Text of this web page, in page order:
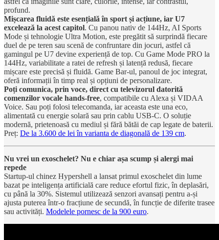
profund.
Mișcarea fluidă este esențială în sport și acțiune, iar U7
excelează la acest capitol. Cu panou nativ de 144Hz, AI Sports
Mode și tehnologie Ultra Motion, este pregătit să surprindă fiecare
duel de pe teren sau scenă de confruntare din jocuri, astfel că
gamingul pe U7 devine experiență de top. Cu Game Mode PRO la
144Hz, variabilitate a ratei de refresh și latență redusă, fiecare
mișcare este precisă și fluidă. Game Bar-ul, panoul de joc integrat,
oferă informații în timp real și opțiuni de personalizare.
Poți comunica, prin voce, direct cu televizorul datorită
comenzilor vocale hands-free, compatibile cu Alexa și VIDAA
Voice. Sau poți folosi telecomanda, iar aceasta este una eco,
alimentată cu energie solară sau prin cablu USB-C. O soluție
modernă, prietenoasă cu mediul și fără bătăi de cap legate de baterii.
Preț: De la 3.600 de lei în varianta de diagonală de 139 cm.
Nu vrei un exoschelet? Nu e chiar așa scump și alergi mai
repede
Startup-ul chinez Hypershell a lansat primul exoschelet din lume
bazat pe inteligența artificială care reduce efortul fizic, în deplasări,
cu până la 30%. Sistemul utilizează senzori avansați pentru a-și
ajusta puterea într-o fracțiune de secundă, în funcție de diferite trasee
sau activități. Modelele pornesc de la 900 euro.